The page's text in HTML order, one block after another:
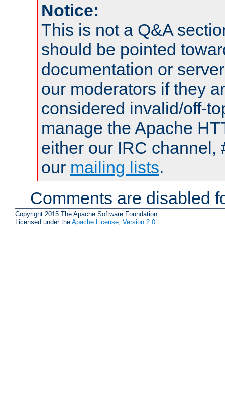
Notice:
This is not a Q&A
should be pointed
documentation or
our moderators if they
considered invalid/off-
manage the Apache
either our IRC channel,
our mailing lists.
Comments are disabled
Copyright 2015 The Apache Software Foundation.
Licensed under the Apache License, Version 2.0